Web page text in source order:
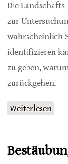
Die
zur
wahrscheinlich
identifizieren
zu geben,
zurückgehen.
Weiterlesen